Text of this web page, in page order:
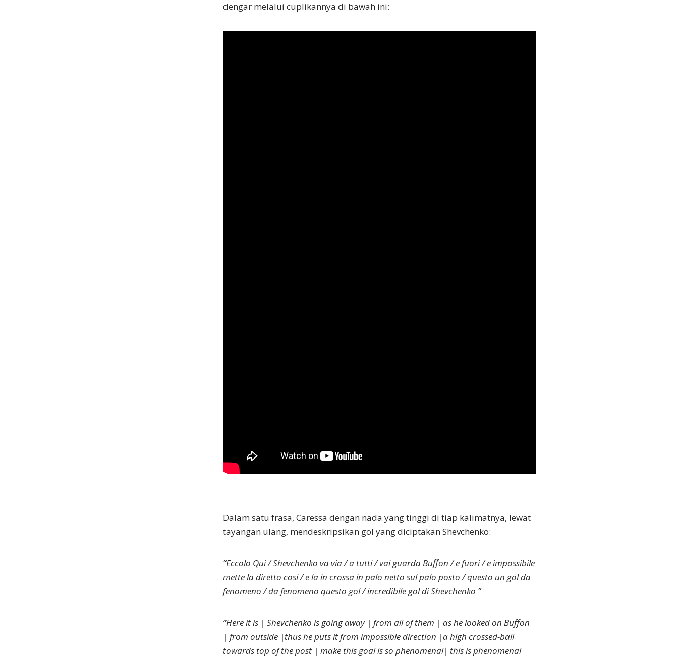
dengar melalui cuplikannya di bawah ini:
Dalam satu frasa, Caressa dengan nada yang tinggi di tiap kalimatnya, lewat
tayangan ulang, mendeskripsikan gol yang diciptakan Shevchenko:
“Eccolo Qui / Shevchenko va via / a tutti / vai guarda Buffon / e fuori / e impossibile
mette la diretto cosi / e la in crossa in palo netto sul palo posto / questo un gol da
fenomeno / da fenomeno questo gol / incredibile gol di Shevchenko ”
“Here it is | Shevchenko is going away | from all of them | as he looked on Buffon
| from outside |thus he puts it from impossible direction |a high crossed-ball
towards top of the post | make this goal is so phenomenal| this is phenomenal